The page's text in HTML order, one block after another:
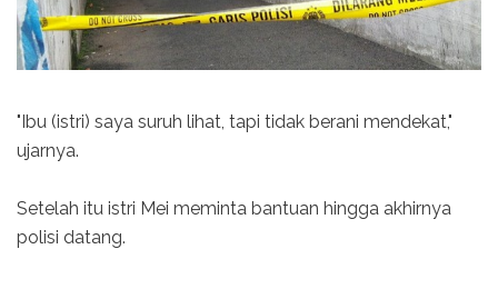
"Ibu (istri) saya suruh lihat, tapi tidak berani mendekat,"
ujarnya.
Setelah itu istri Mei meminta bantuan hingga akhirnya
polisi datang.